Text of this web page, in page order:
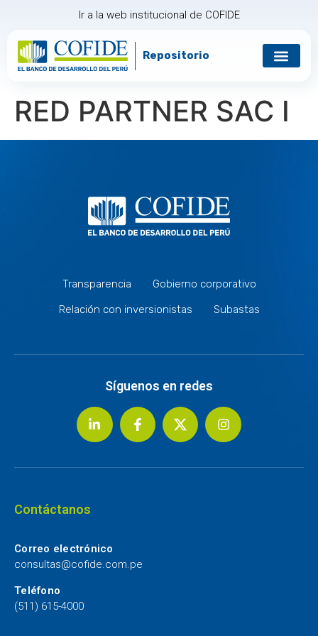
Ir a la web institucional de COFIDE
Repositorio
RED PARTNER SAC I
Transparencia
Gobierno corporativo
Relación con inversionistas
Subastas
Síguenos en redes
Contáctanos
Correo electrónico
consultas@cofide.com.pe
Teléfono
(511) 615-4000